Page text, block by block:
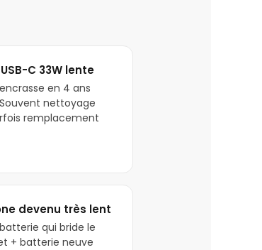
C 33W lente
en 4 ans
Souvent nettoyage
remplacement
devenu très lent
qui bride le
+ batterie neuve